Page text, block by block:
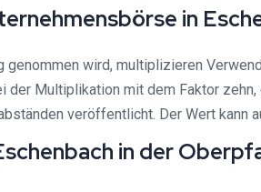
in
genommen wird, multiplizieren
der Multiplikation mit dem Faktor
veröffentlicht. Der Wert kann
in der